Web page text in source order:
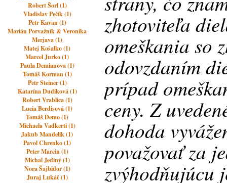
Robert Šorl (1)
Vladislav Pečík (1)
Petr Kavan (1)
Marián Porvažník & Veronika
Merjava (1)
Matej Košalko (1)
Marcel Jurko (1)
Paula Demianova (1)
Tomáš Korman (1)
Petr Steiner (1)
Katarína Dudíková (1)
Robert Vrablica (1)
Lucia Berdisová (1)
Tomáš Demo (1)
Michaela Vadkerti (1)
Jakub Mandelík (1)
Pavol Chrenko (1)
Peter Marcin (1)
Michal Jediný (1)
Nora Šajbidor (1)
Juraj Lukáč (1)
zhotoviteľa
omeškania so
odovzdaním
prípad
ceny. Z
dohoda
považovať za
zvýhodňujúcu